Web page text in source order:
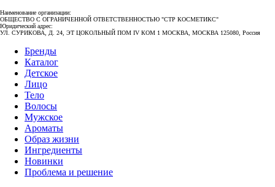
Наименование организации:
ОБЩЕСТВО С ОГРАНИЧЕННОЙ ОТВЕТСТВЕННОСТЬЮ "СТР КОСМЕТИКС"
Юридический адрес:
УЛ. СУРИКОВА, Д. 24, ЭТ ЦОКОЛЬНЫЙ ПОМ IV КОМ 1 МОСКВА, МОСКВА 125080, Россия
Бренды
Каталог
Детское
Лицо
Тело
Волосы
Мужское
Ароматы
Образ жизни
Ингредиенты
Новинки
Проблема и решение